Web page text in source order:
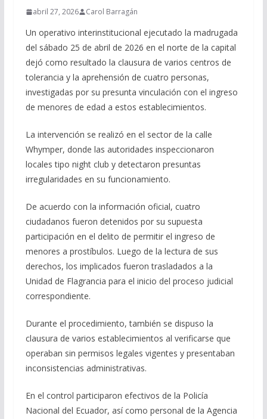
abril 27, 2026 Carol Barragán
Un operativo interinstitucional ejecutado la madrugada
del sábado 25 de abril de 2026 en el norte de la capital
dejó como resultado la clausura de varios centros de
tolerancia y la aprehensión de cuatro personas,
investigadas por su presunta vinculación con el ingreso
de menores de edad a estos establecimientos.
La intervención se realizó en el sector de la calle
Whymper, donde las autoridades inspeccionaron
locales tipo night club y detectaron presuntas
irregularidades en su funcionamiento.
De acuerdo con la información oficial, cuatro
ciudadanos fueron detenidos por su supuesta
participación en el delito de permitir el ingreso de
menores a prostíbulos. Luego de la lectura de sus
derechos, los implicados fueron trasladados a la
Unidad de Flagrancia para el inicio del proceso judicial
correspondiente.
Durante el procedimiento, también se dispuso la
clausura de varios establecimientos al verificarse que
operaban sin permisos legales vigentes y presentaban
inconsistencias administrativas.
En el control participaron efectivos de la Policía
Nacional del Ecuador, así como personal de la Agencia